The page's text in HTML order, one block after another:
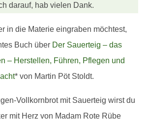
darauf, hab vielen Dank.
in die Materie eingraben möchtest,
Buch über Der Sauerteig – das
– Herstellen, Führen, Pflegen und
* von Martin Pöt Stoldt.
Vollkornbrot mit Sauerteig wirst du
mit Herz von Madam Rote Rübe